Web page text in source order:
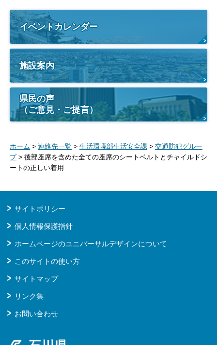
イベントカレンダー
施設案内
県民の声
（ご意見・ご提言）
ホーム > 連絡先一覧 > 生活環境部生活安全課 > 交通防犯グルー
プ> 後部座席を含めた全ての座席のシートベルトとチャイルドシ
ートの正しい着用
サイトポリシー
個人情報保護指針
ホームページのユニバーサルデザインについて
このサイトの使い方
サイトマップ
リンク集
お問い合わせ